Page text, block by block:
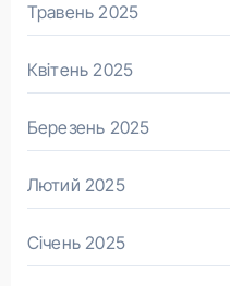
Травень 2025
Квітень 2025
Березень 2025
Лютий 2025
Січень 2025